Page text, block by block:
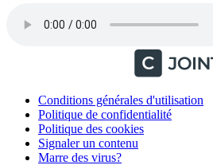
Conditions générales d'utilisation
Politique de confidentialité
Politique des cookies
Signaler un contenu
Marre des virus?